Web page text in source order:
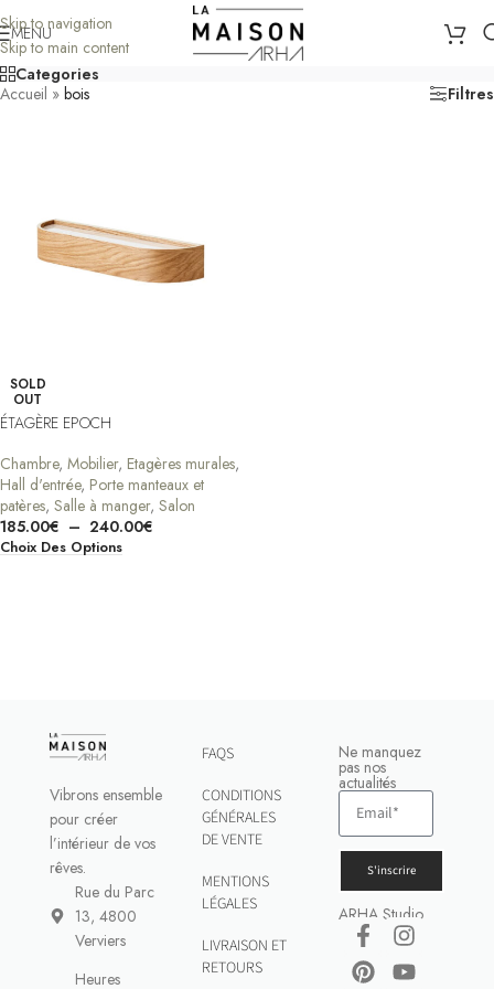
Skip to navigation
Skip to main content
MENU
Categories
Accueil » bois Filtres
SOLD
OUT
ÉTAGÈRE EPOCH
Chambre, Mobilier, Etagères murales,
Hall d'entrée, Porte manteaux et
patères, Salle à manger, Salon
185.00€ – 240.00€
Choix Des Options
Vibrons ensemble
pour créer
l’intérieur de vos
rêves.
Rue du Parc
13, 4800
Verviers
Heures
FAQS
CONDITIONS
GÉNÉRALES
DE VENTE
MENTIONS
LÉGALES
LIVRAISON ET
RETOURS
Ne manquez
pas nos
actualités
S'inscrire
ARHA Studio